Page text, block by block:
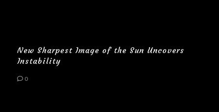
New Sharpest Image of the Sun Uncovers
Instability
0